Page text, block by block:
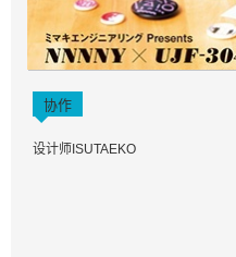
协作
设计师ISUTAEKO